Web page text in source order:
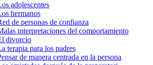
adolescentes
hermanos
de personas de confianza
interpretaciones del comportamiento
divorcio
terapia para los padres
de manera centrada en la persona